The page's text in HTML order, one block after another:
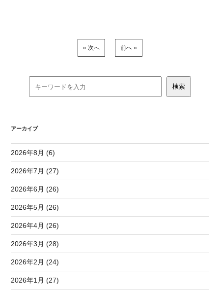
« 次へ 前へ »
アーカイブ
2026年8月 (6)
2026年7月 (27)
2026年6月 (26)
2026年5月 (26)
2026年4月 (26)
2026年3月 (28)
2026年2月 (24)
2026年1月 (27)